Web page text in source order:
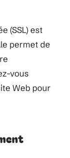
(SSL) est
permet de
vous
Web pour